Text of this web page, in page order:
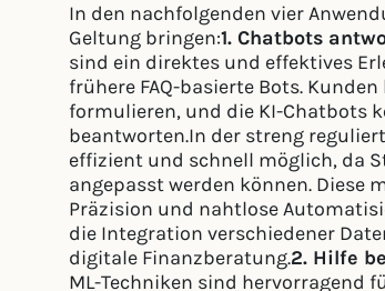
In den nachfolgenden vier
Geltung bringen:1. Chatbots
sind ein direktes und effektives
frühere FAQ-basierte Bots.
formulieren, und die KI-Chatbots
beantworten.In der streng
effizient und schnell möglich, da
angepasst werden können. Diese
Präzision und nahtlose
die Integration verschiedener
digitale Finanzberatung.2. Hilfe
ML-Techniken sind hervorragend